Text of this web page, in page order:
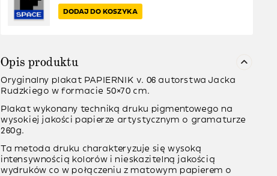
DODAJ DO KOSZYKA
Opis produktu
Oryginalny plakat PAPIERNIK v. 06 autorstwa Jacka
Rudzkiego w formacie 50×70 cm.
Plakat wykonany techniką druku pigmentowegona
wysokiej jakości papierze artystycznym o gramaturze
260g.
Ta metoda druku charakteryzuje się wysoką
intensywnością kolorów i nieskazitelną jakością
wydruków co w połączeniu z matowym papierem o